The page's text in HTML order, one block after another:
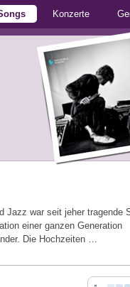
Konzerte
Jazz war seit jeher tragende
einer ganzen Generation
Die Hochzeiten …